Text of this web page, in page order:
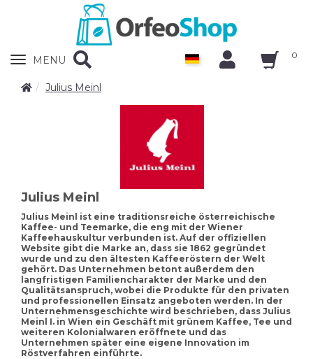
Zobrazit
MENU 0
Julius Meinl
Julius Meinl
Julius Meinl ist eine traditionsreiche österreichische
Kaffee- und Teemarke, die eng mit der Wiener
Kaffeehauskultur verbunden ist. Auf der offiziellen
Website gibt die Marke an, dass sie 1862 gegründet
wurde und zu den ältesten Kaffeeröstern der Welt
gehört. Das Unternehmen betont außerdem den
langfristigen Familiencharakter der Marke und den
Qualitätsanspruch, wobei die Produkte für den privaten
und professionellen Einsatz angeboten werden. In der
Unternehmensgeschichte wird beschrieben, dass Julius
Meinl I. in Wien ein Geschäft mit grünem Kaffee, Tee und
weiteren Kolonialwaren eröffnete und das
Unternehmen später eine eigene Innovation im
Röstverfahren einführte.